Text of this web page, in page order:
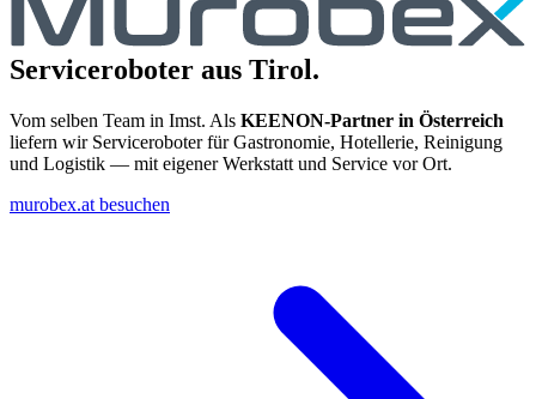
Serviceroboter aus Tirol.
Vom selben Team in Imst. Als KEENON-Partner in Österreich
liefern wir Serviceroboter für Gastronomie, Hotellerie, Reinigung
und Logistik — mit eigener Werkstatt und Service vor Ort.
murobex.at besuchen